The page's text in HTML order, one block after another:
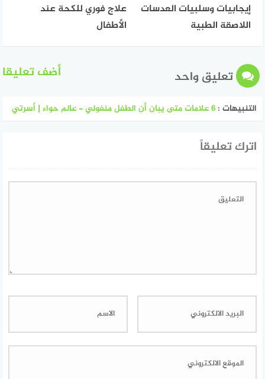
إيجابيات وسلبيات العدسات
اللاصقة الطبية
علاج فوري للكحة عند
الأطفال
تعليق واحد أضف تعليقا
التنبيهات :6 علامات متى يبان أن الطفل منغولي - عالم حواء | أسرتي
اترك تعليقاً